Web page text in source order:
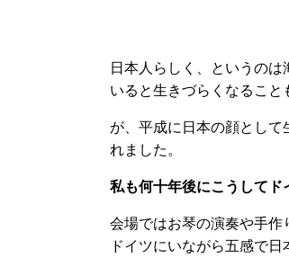
日本人らしく、というの
いると生きづらくなること
が、平成に日本の顔とし
れました。
私も何十年後にこうして
会場ではお琴の演奏や手作
ドイツにいながら五感で